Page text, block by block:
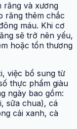
răng và xương
răng thêm chắc
máu. Khi cơ
sẽ trở nên yếu,
hoặc tổn thương
việc bổ sung từ
thực phẩm giàu
ngày bao gồm:
sữa chua), cá
cải xanh, cà